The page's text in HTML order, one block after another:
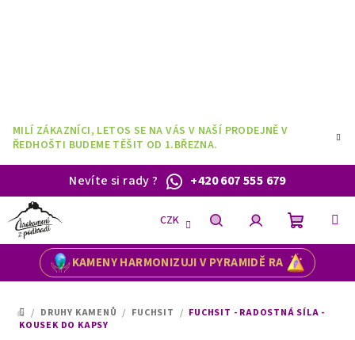
MILÍ ZÁKAZNÍCI, LETOS SE NA VÁS V NAŠÍ PRODEJNĚ V
ŘEDHOŠTI BUDEME TĚŠIT OD 1.BŘEZNA.
Nevíte si rady? +420 607 555 679
KAMENY HARMONIZUJI V PYRAMIDĚ RA
CZK
HledatPřihlášeníNákupní
DOMŮ
/ DRUHY KAMENŮ / FUCHSIT / FUCHSIT - RADOSTNÁ SÍLA -
KOUSEK DO KAPSY